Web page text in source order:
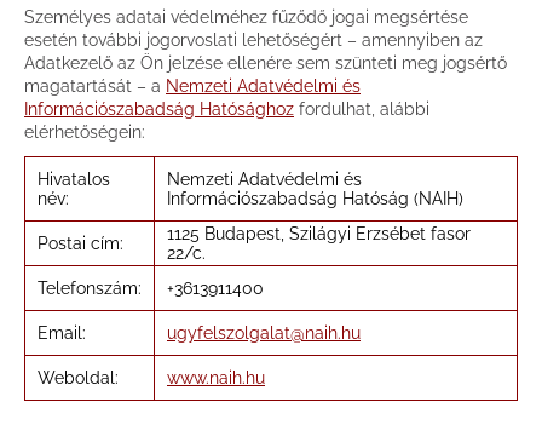
Személyes adatai védelméhez fűződő jogai megsértése
esetén további jogorvoslati lehetőségért – amennyiben az
Adatkezelő az Ön jelzése ellenére sem szünteti meg jogsértő
magatartását – a Nemzeti Adatvédelmi és
Információszabadság Hatósághoz fordulhat, alábbi
elérhetőségein:
Hivatalos
név:
Nemzeti Adatvédelmi és
Információszabadság Hatóság (NAIH)
Postai cím:
1125 Budapest, Szilágyi Erzsébet fasor
22/c.
Telefonszám:
+3613911400
Email: ugyfelszolgalat@naih.hu
Weboldal: www.naih.hu